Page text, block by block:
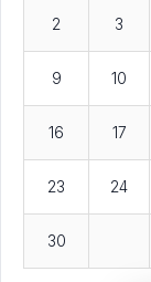
2 3
9 10
16 17
23 24
30